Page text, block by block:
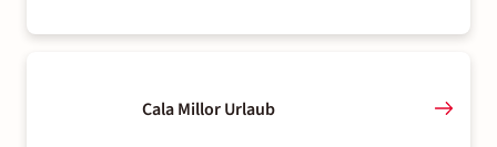
Cala Millor Urlaub